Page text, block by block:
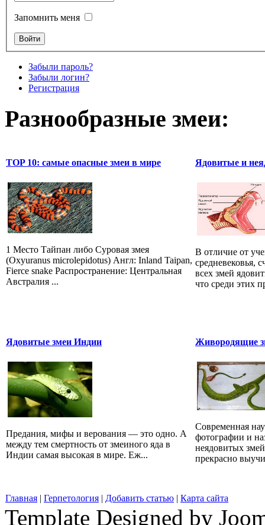
Запомнить меня
Забыли пароль?
Забыли логин?
Регистрация
Разнообразные змеи:
TOP 10: самые опасные змеи в мире
1 Место Тайпан либо Суровая змея
(Oxyuranus microlepidotus) Англ: Inland Taipan,
Fierce snake Распространение: Центральная
Австралия ...
Ядовитые и
В отличие от
средневековья,
всех змей
что среди этих
Ядовитые змеи Индии
Предания, мифы и верования — это одно. А
между тем смертность от змеиного яда в
Индии самая высокая в мире. Еж...
Живородящие
Современная
фотографии и
неядовитых
прекрасно
Главная Герпетология Добавить статью Карта сайта
Template Designed by